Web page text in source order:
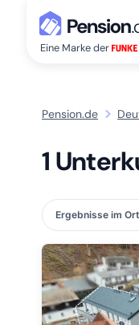
Eine Marke der
Pension.de
1
Ergebnisse im